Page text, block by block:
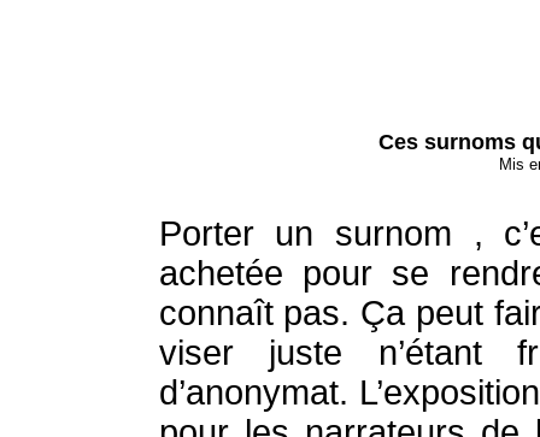
Ces surnoms
Mis
Porter un surnom ,
achetée pour se
connaît pas. Ça peut
viser juste n’étant
d’anonymat.